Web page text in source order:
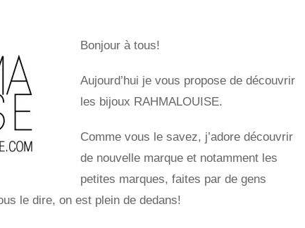
Bonjour à tous!
Aujourd’hui je vous propose de découvrir
les bijoux RAHMALOUISE.
Comme vous le savez, j’adore découvrir
de nouvelle marque et notamment les
petites marques, faites par de gens
le dire, on est plein de dedans!